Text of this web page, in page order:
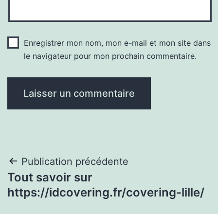
Enregistrer mon nom, mon e-mail et mon site dans
le navigateur pour mon prochain commentaire.
Navigation
de
Publication précédente
Tout savoir sur
https://idcovering.fr/covering-lille/